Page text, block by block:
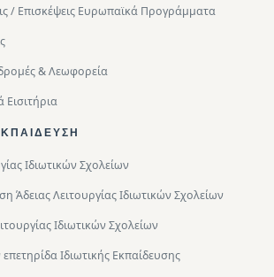
/ Επισκέψεις Ευρωπαϊκά Προγράμματα
& Λεωφορεία
Εισιτήρια
Ιδιωτικών Σχολείων
Άδειας Λειτουργίας Ιδιωτικών Σχολείων
Ιδιωτικών Σχολείων
Ιδιωτικής Εκπαίδευσης